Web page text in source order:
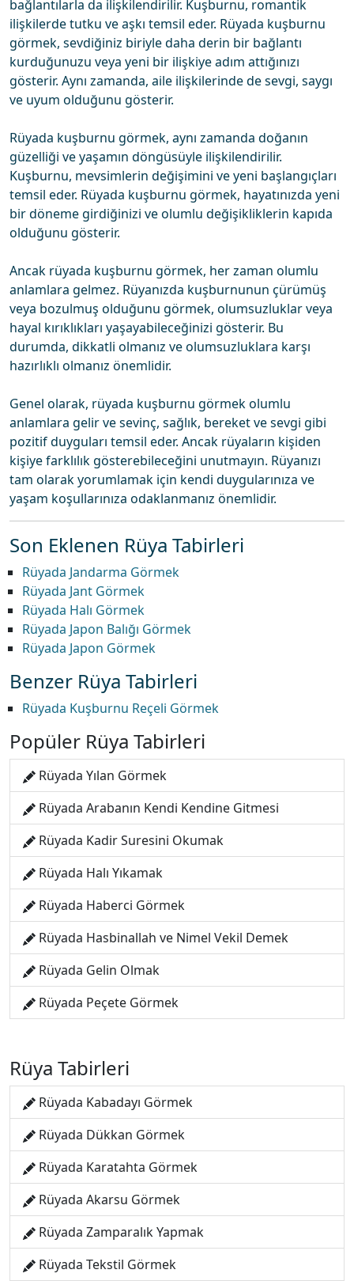
bağlantılarla da ilişkilendirilir. Kuşburnu, romantik
ilişkilerde tutku ve aşkı temsil eder. Rüyada kuşburnu
görmek, sevdiğiniz biriyle daha derin bir bağlantı
kurduğunuzu veya yeni bir ilişkiye adım attığınızı
gösterir. Aynı zamanda, aile ilişkilerinde de sevgi, saygı
ve uyum olduğunu gösterir.
Rüyada kuşburnu görmek, aynı zamanda doğanın
güzelliği ve yaşamın döngüsüyle ilişkilendirilir.
Kuşburnu, mevsimlerin değişimini ve yeni başlangıçları
temsil eder. Rüyada kuşburnu görmek, hayatınızda yeni
bir döneme girdiğinizi ve olumlu değişikliklerin kapıda
olduğunu gösterir.
Ancak rüyada kuşburnu görmek, her zaman olumlu
anlamlara gelmez. Rüyanızda kuşburnunun çürümüş
veya bozulmuş olduğunu görmek, olumsuzluklar veya
hayal kırıklıkları yaşayabileceğinizi gösterir. Bu
durumda, dikkatli olmanız ve olumsuzluklara karşı
hazırlıklı olmanız önemlidir.
Genel olarak, rüyada kuşburnu görmek olumlu
anlamlara gelir ve sevinç, sağlık, bereket ve sevgi gibi
pozitif duyguları temsil eder. Ancak rüyaların kişiden
kişiye farklılık gösterebileceğini unutmayın. Rüyanızı
tam olarak yorumlamak için kendi duygularınıza ve
yaşam koşullarınıza odaklanmanız önemlidir.
Son Eklenen Rüya Tabirleri
Rüyada Jandarma Görmek
Rüyada Jant Görmek
Rüyada Halı Görmek
Rüyada Japon Balığı Görmek
Rüyada Japon Görmek
Benzer Rüya Tabirleri
Rüyada Kuşburnu Reçeli Görmek
Popüler Rüya Tabirleri
Rüyada Yılan Görmek
Rüyada Arabanın Kendi Kendine Gitmesi
Rüyada Kadir Suresini Okumak
Rüyada Halı Yıkamak
Rüyada Haberci Görmek
Rüyada Hasbinallah ve Nimel Vekil Demek
Rüyada Gelin Olmak
Rüyada Peçete Görmek
Rüya Tabirleri
Rüyada Kabadayı Görmek
Rüyada Dükkan Görmek
Rüyada Karatahta Görmek
Rüyada Akarsu Görmek
Rüyada Zamparalık Yapmak
Rüyada Tekstil Görmek